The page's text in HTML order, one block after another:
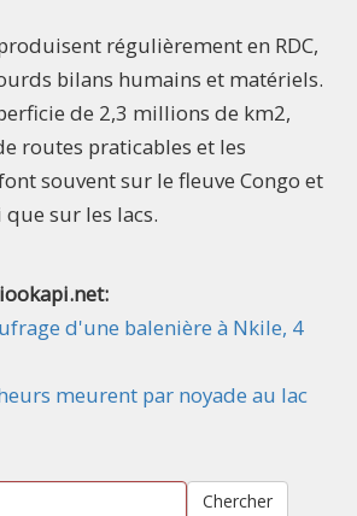
régulièrement en RDC,
bilans humains et matériels.
de 2,3 millions de km2,
routes praticables et les
souvent sur le fleuve Congo et
sur les lacs.
d'une balenière à Nkile, 4
meurent par noyade au lac
Chercher